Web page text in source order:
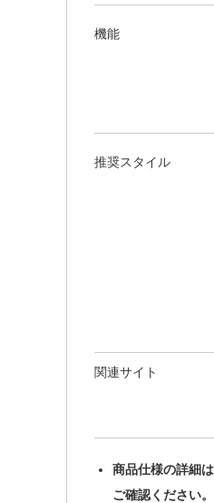
機能
推奨スタイル
関連サイト
商品仕様の詳細
ご確認ください。